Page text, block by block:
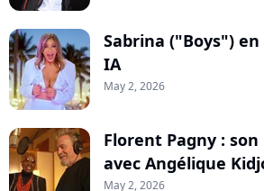
Sabrina ("Boys")
IA
May 2, 2026
Florent Pagny :
avec Angélique
May 2, 2026